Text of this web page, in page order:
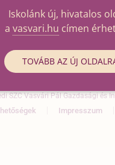
SZC Vasvári Pál Gazdasági és
Impresszum
Iskolánk új, hivatalos
a vasvari.hu címen
TOVÁBB AZ ÚJ